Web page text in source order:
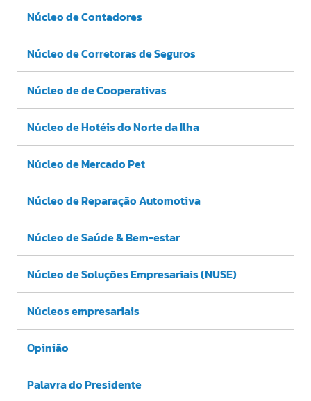
Núcleo de Contadores
Núcleo de Corretoras de Seguros
Núcleo de de Cooperativas
Núcleo de Hotéis do Norte da Ilha
Núcleo de Mercado Pet
Núcleo de Reparação Automotiva
Núcleo de Saúde & Bem-estar
Núcleo de Soluções Empresariais (NUSE)
Núcleos empresariais
Opinião
Palavra do Presidente